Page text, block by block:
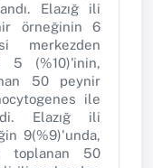
Elazığ ili
örneğinin 6
merkezden
5 (%10)'inin,
50 peynir
ile
Elazığ ili
9(%9)'unda,
toplanan 50